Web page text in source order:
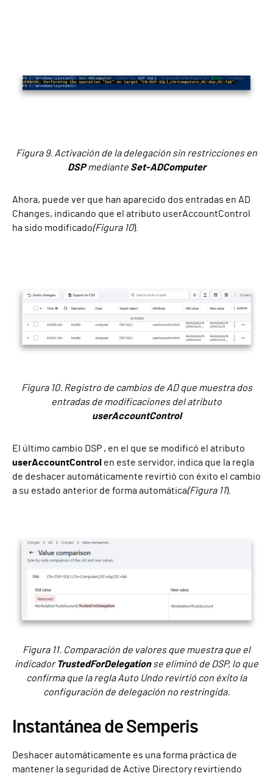
Figura 9. Activación de la delegación sin restricciones en
DSPmediante Set-ADComputer
Ahora, puede ver que han aparecido dos entradas en AD
Changes, indicando que el atributo userAccountControl
ha sido modificado(Figura 10).
Figura 10. Registro de cambios de AD que muestra dos
entradas de modificaciones del atributo
userAccountControl
El último cambio DSP , en el que se modificó el atributo
userAccountControl en este servidor, indica que la regla
de deshacer automáticamente revirtió con éxito el cambio
a su estado anterior de forma automática(Figura 11).
Figura 11. Comparación de valores que muestra que el
indicadorTrustedForDelegationse eliminó de DSP, lo que
confirma que la regla Auto Undo revirtió con éxito la
configuración de delegación no restringida.
Instantánea de Semperis
Deshacer automáticamente es una forma práctica de
mantener la seguridad de Active Directory revirtiendo